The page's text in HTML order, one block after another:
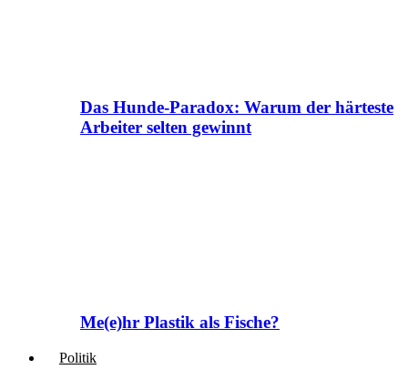
Das Hunde-Paradox: Warum der härteste
Arbeiter selten gewinnt
Me(e)hr Plastik als Fische?
Politik